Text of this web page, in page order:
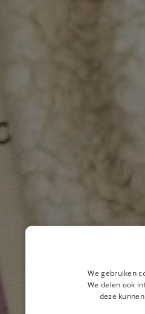
We gebruiken
We delen ook
deze